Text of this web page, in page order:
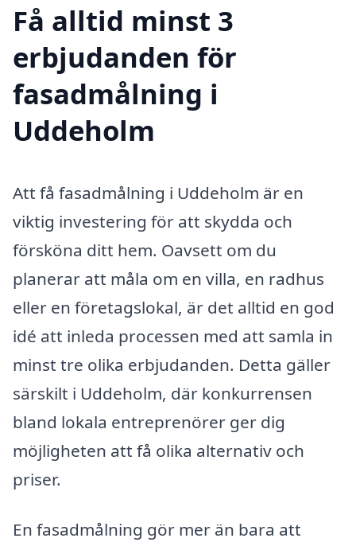
Få alltid minst 3
erbjudanden för
fasadmålning i
Uddeholm
Att få fasadmålning i Uddeholm är en
viktig investering för att skydda och
försköna ditt hem. Oavsett om du
planerar att måla om en villa, en radhus
eller en företagslokal, är det alltid en god
idé att inleda processen med att samla in
minst tre olika erbjudanden. Detta gäller
särskilt i Uddeholm, där konkurrensen
bland lokala entreprenörer ger dig
möjligheten att få olika alternativ och
priser.
En fasadmålning gör mer än bara att